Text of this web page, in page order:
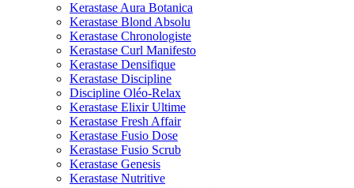
Kerastase Aura Botanica
Kerastase Blond Absolu
Kerastase Chronologiste
Kerastase Curl Manifesto
Kerastase Densifique
Kerastase Discipline
Discipline Oléo-Relax
Kerastase Elixir Ultime
Kerastase Fresh Affair
Kerastase Fusio Dose
Kerastase Fusio Scrub
Kerastase Genesis
Kerastase Nutritive